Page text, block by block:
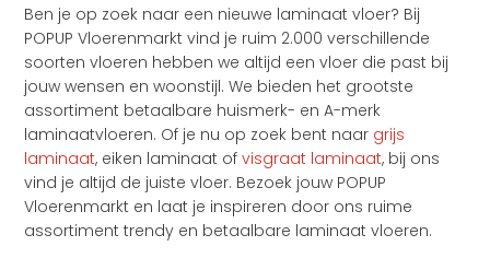
Ben je op zoek naar een nieuwe laminaat vloer? Bij
POPUP Vloerenmarkt vind je ruim 2.000 verschillende
soorten vloeren hebben we altijd een vloer die past bij
jouw wensen en woonstijl. We bieden het grootste
assortiment betaalbare huismerk- en A-merk
laminaatvloeren. Of je nu op zoek bent naar grijs
laminaat, eiken laminaat ofvisgraat laminaat, bij ons
vind je altijd de juiste vloer. Bezoek jouw POPUP
Vloerenmarkt en laat je inspireren door ons ruime
assortiment trendy en betaalbare laminaat vloeren.